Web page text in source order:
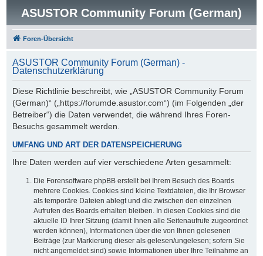
ASUSTOR Community Forum (German)
Foren-Übersicht
ASUSTOR Community Forum (German) -
Datenschutzerklärung
Diese Richtlinie beschreibt, wie „ASUSTOR Community Forum
(German)“ („https://forumde.asustor.com“) (im Folgenden „der
Betreiber“) die Daten verwendet, die während Ihres Foren-
Besuchs gesammelt werden.
UMFANG UND ART DER DATENSPEICHERUNG
Ihre Daten werden auf vier verschiedene Arten gesammelt:
Die Forensoftware phpBB erstellt bei Ihrem Besuch des Boards
mehrere Cookies. Cookies sind kleine Textdateien, die Ihr Browser
als temporäre Dateien ablegt und die zwischen den einzelnen
Aufrufen des Boards erhalten bleiben. In diesen Cookies sind die
aktuelle ID Ihrer Sitzung (damit Ihnen alle Seitenaufrufe zugeordnet
werden können), Informationen über die von Ihnen gelesenen
Beiträge (zur Markierung dieser als gelesen/ungelesen; sofern Sie
nicht angemeldet sind) sowie Informationen über Ihre Teilnahme an